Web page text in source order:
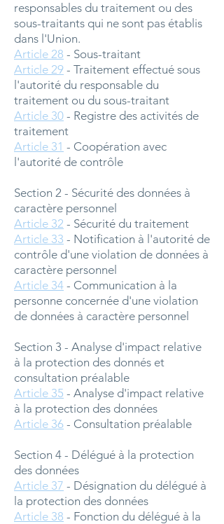
responsables du traitement ou des
sous-traitants qui ne sont pas établis
dans l'Union.
Article 28 - Sous-traitant
Article 29 - Traitement effectué sous
l'autorité du responsable du
traitement ou du sous-traitant
Article 30 - Registre des activités de
traitement
Article 31 - Coopération avec
l'autorité de contrôle
Section 2 - Sécurité des données à
caractère personnel
Article 32 - Sécurité du traitement
Article 33 - Notification à l'autorité de
contrôle d'une violation de données à
caractère personnel
Article 34 - Communication à la
personne concernée d'une violation
de données à caractère personnel
Section 3 - Analyse d'impact relative
à la protection des donnés et
consultation préalable
Article 35 - Analyse d'impact relative
à la protection des données
Article 36 - Consultation préalable
Section 4 - Délégué à la protection
des données
Article 37 - Désignation du délégué à
la protection des données
Article 38 - Fonction du délégué à la